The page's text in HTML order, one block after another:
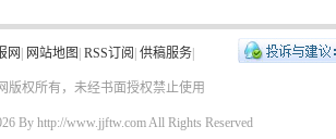
网 网站地图 RSS订阅 供稿服务|
版权所有，未经书面授权禁止使用
By http://www.jjftw.com All Rights Reserved